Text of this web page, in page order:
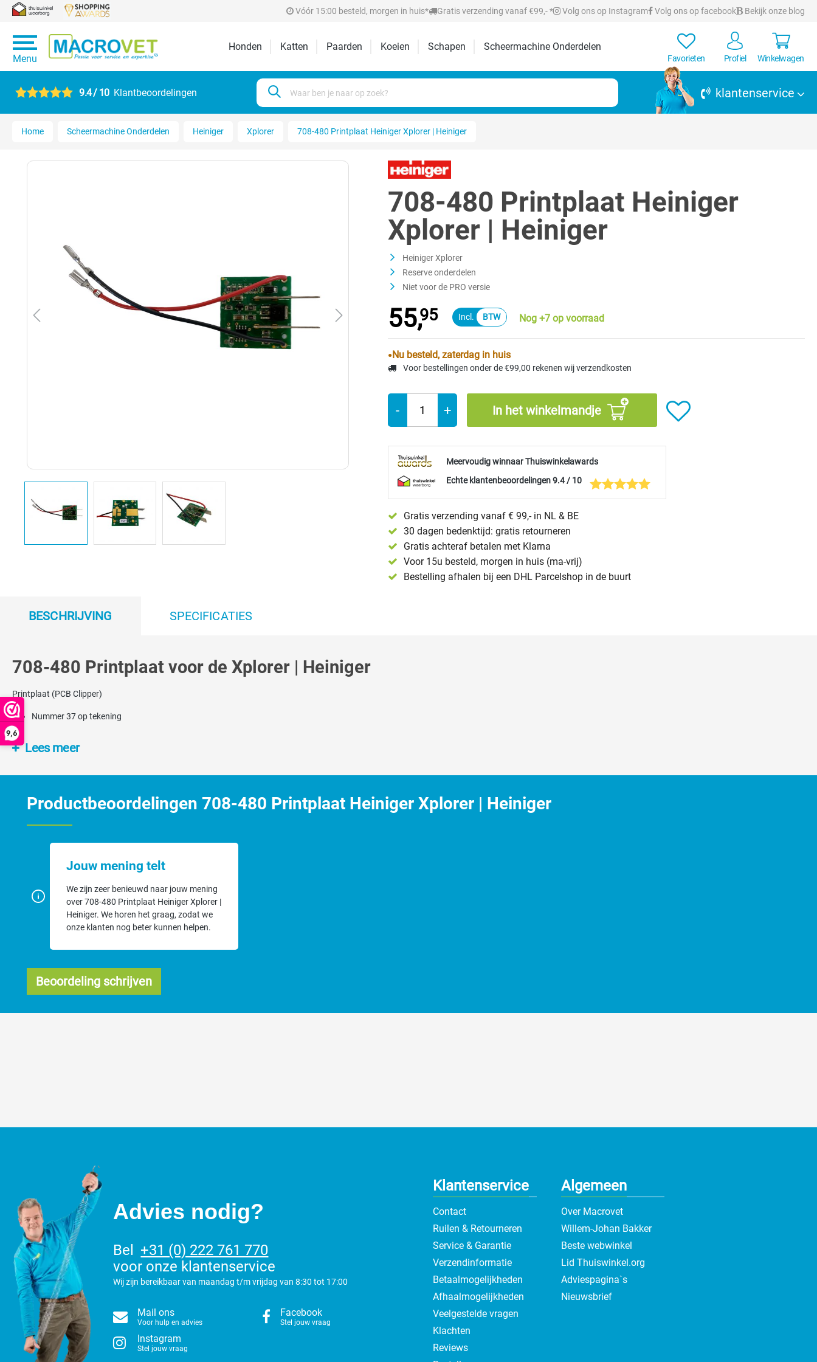
9,6
Vóór 15:00 besteld, morgen in huis* Gratis verzending vanaf €99,- * Volg ons op Instagram Volg ons op facebook Bekijk onze blog
Menu
Honden Katten Paarden Koeien Schapen Scheermachine Onderdelen
Favorieten Profiel Winkelwagen
9.4 / 10 Klantbeoordelingen klantenservice
Home Scheermachine Onderdelen Heiniger Xplorer 708-480 Printplaat Heiniger Xplorer | Heiniger
708-480 Printplaat Heiniger
Xplorer | Heiniger
Heiniger Xplorer
Reserve onderdelen
Niet voor de PRO versie
55,95 Nog +7 op voorraad
Nu besteld, zaterdag in huis
Voor bestellingen onder de €99,00 rekenen wij verzendkosten
- + In het winkelmandje
Meervoudig winnaar Thuiswinkelawards
Echte klantenbeoordelingen 9.4 / 10
Gratis verzending vanaf € 99,- in NL & BE
30 dagen bedenktijd: gratis retourneren
Gratis achteraf betalen met Klarna
Voor 15u besteld, morgen in huis (ma-vrij)
Bestelling afhalen bij een DHL Parcelshop in de buurt
BESCHRIJVING SPECIFICATIES
708-480 Printplaat voor de Xplorer | Heiniger
Printplaat (PCB Clipper)
Nummer 37 op tekening
Lees meer
Productbeoordelingen 708-480 Printplaat Heiniger Xplorer | Heiniger
Jouw mening telt
We zijn zeer benieuwd naar jouw mening
over 708-480 Printplaat Heiniger Xplorer |
Heiniger. We horen het graag, zodat we
onze klanten nog beter kunnen helpen.
Beoordeling schrijven
Klantenservice
Contact
Ruilen & Retourneren
Service & Garantie
Verzendinformatie
Betaalmogelijkheden
Afhaalmogelijkheden
Veelgestelde vragen
Klachten
Reviews
Algemeen
Over Macrovet
Willem-Johan Bakker
Beste webwinkel
Lid Thuiswinkel.org
Adviespagina`s
Nieuwsbrief
Advies nodig?
Bel
+31 (0) 222 761 770
voor onze klantenservice
Wij zijn bereikbaar van maandag t/m vrijdag van 8:30 tot 17:00
Mail ons
Voor hulp en advies
Facebook
Stel jouw vraag
Instagram
Stel jouw vraag